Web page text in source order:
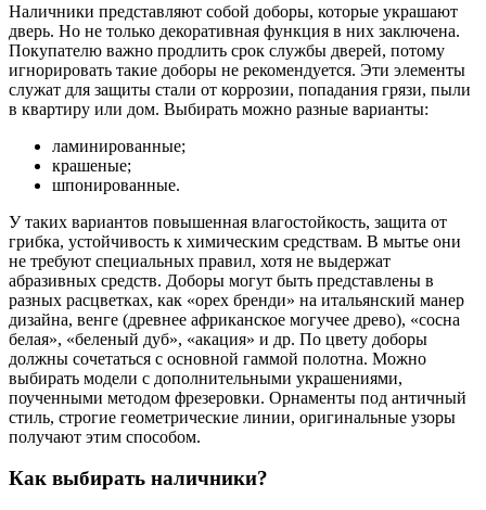
Наличники представляют собой доборы, которые украшают
дверь. Но не только декоративная функция в них заключена.
Покупателю важно продлить срок службы дверей, потому
игнорировать такие доборы не рекомендуется. Эти элементы
служат для защиты стали от коррозии, попадания грязи, пыли
в квартиру или дом. Выбирать можно разные варианты:
ламинированные;
крашеные;
шпонированные.
У таких вариантов повышенная влагостойкость, защита от
грибка, устойчивость к химическим средствам. В мытье они
не требуют специальных правил, хотя не выдержат
абразивных средств. Доборы могут быть представлены в
разных расцветках, как «орех бренди» на итальянский манер
дизайна, венге (древнее африканское могучее древо), «сосна
белая», «беленый дуб», «акация» и др. По цвету доборы
должны сочетаться с основной гаммой полотна. Можно
выбирать модели с дополнительными украшениями,
поученными методом фрезеровки. Орнаменты под античный
стиль, строгие геометрические линии, оригинальные узоры
получают этим способом.
Как выбирать наличники?